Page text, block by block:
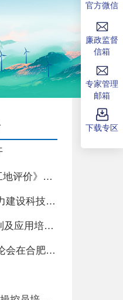
官方微信
廉政监督
信箱
专家管理
邮箱
下载专区
中国电力建设企业协会团体标准《电力建设工程安全文明工地评价》启动暨初稿讨论会在兰州召开
深耕科技赋能 聚力创新引领 共筑绿电未来 ——2026 年电力建设科技发展大会暨第二届电力智能新型施工装备展在厦门召开
中国电力建设企业协会成功举办2026年度电力建设工法编制及应用培训会
中国电力建设企业协会《电力建设工法评价导则》 二稿讨论会在合肥召开